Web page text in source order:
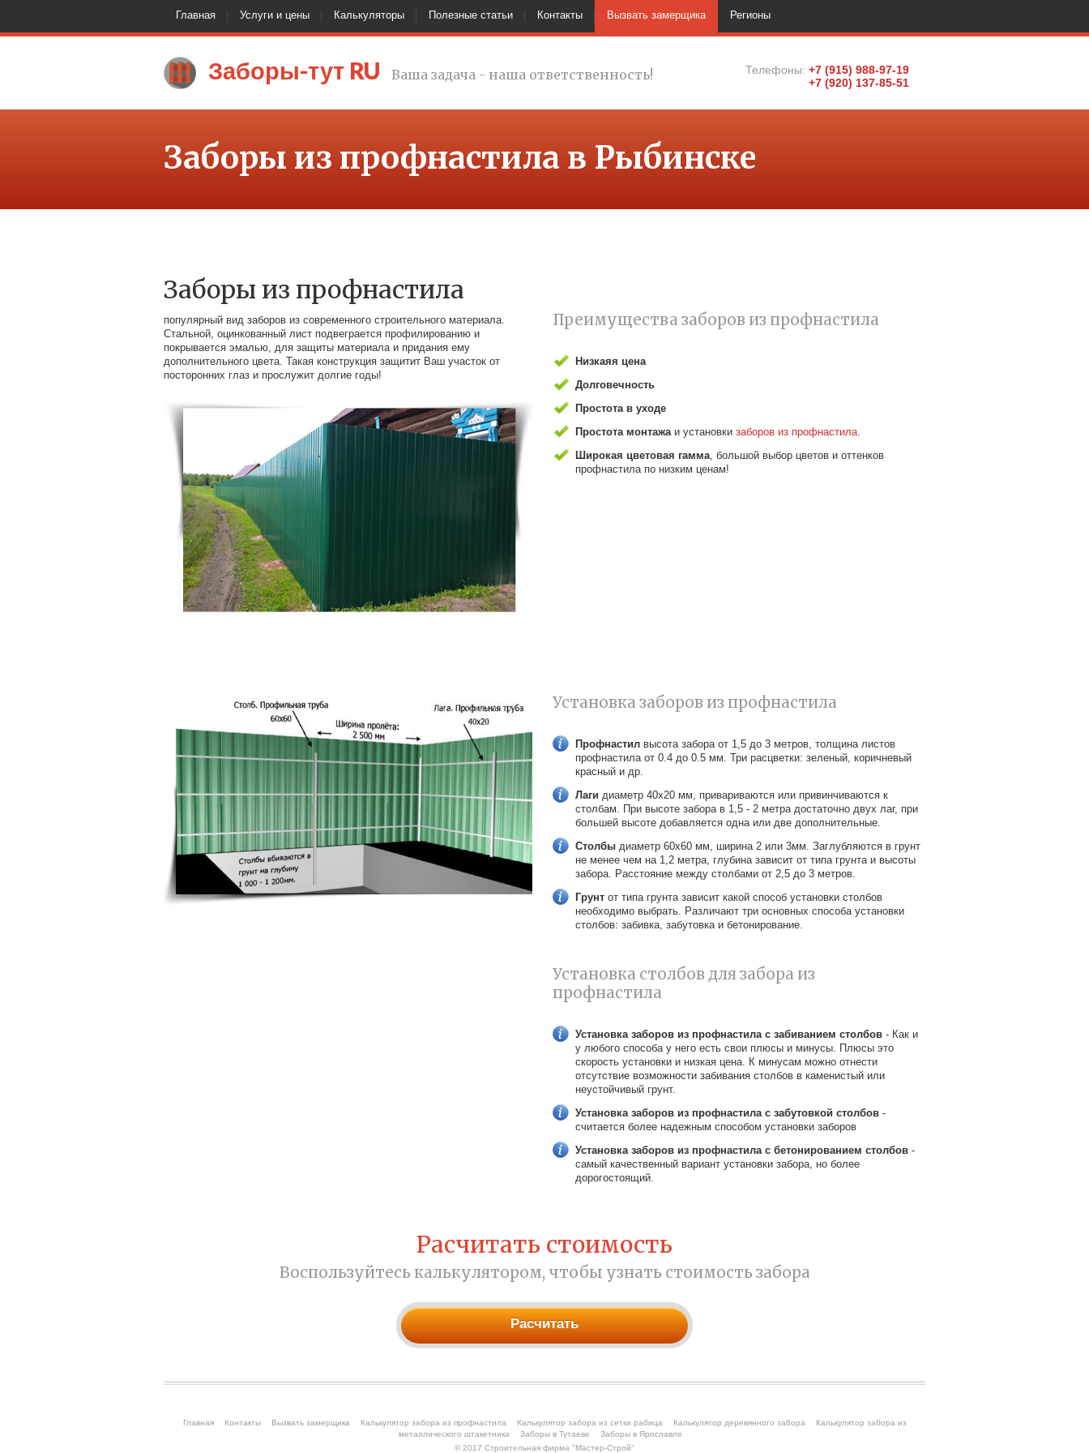
Главная Услуги и цены Калькуляторы Полезные статьи Контакты Вызвать замерщика Регионы
Заборы-тут RU Ваша задача - наша ответственность! Телефоны: +7 (915) 988-97-19
+7 (920) 137-85-51
Заборы из профнастила в Рыбинске
Заборы из профнастила
популярный вид заборов из современного строительного материала.
Стальной, оцинкованный лист подвеграется профилированию и
покрывается эмалью, для защиты материала и придания ему
дополнительного цвета. Такая конструкция защитит Ваш участок от
посторонних глаз и прослужит долгие годы!
Преимущества заборов из профнастила
Низкаяя цена
Долговечность
Простота в уходе
Простота монтажаи установки заборов из профнастила.
Широкая цветовая гамма, большой выбор цветов и оттенков
профнастила по низким ценам!
Установка заборов из профнастила
Профнастил высота забора от 1,5 до 3 метров, толщина листов
профнастила от 0.4 до 0.5 мм. Три расцветки: зеленый, коричневый
красный и др.
Лаги диаметр 40х20 мм, привариваются или привинчиваются к
столбам. При высоте забора в 1,5 - 2 метра достаточно двух лаг, при
большей высоте добавляется одна или две дополнительные.
Столбы диаметр 60х60 мм, ширина 2 или 3мм. Заглубляются в грунт
не менее чем на 1,2 метра, глубина зависит от типа грунта и высоты
забора. Расстояние между столбами от 2,5 до 3 метров.
Грунт от типа грунта зависит какой способ установки столбов
необходимо выбрать. Различают три основных способа установки
столбов: забивка, забутовка и бетонирование.
Установка столбов для забора из
профнастила
Установка заборов из профнастила с забиванием столбов - Как и
у любого способа у него есть свои плюсы и минусы. Плюсы это
скорость установки и низкая цена. К минусам можно отнести
отсутствие возможности забивания столбов в каменистый или
неустойчивый грунт.
Установка заборов из профнастила с забутовкой столбов -
считается более надежным способом установки заборов
Установка заборов из профнастила с бетонированием столбов -
самый качественный вариант установки забора, но более
дорогостоящий.
Расчитать стоимость
Воспользуйтесь калькулятором, чтобы узнать стоимость забора
Расчитать
Главная Контакты Вызвать замерщика Калькулятор забора из профнастила Калькулятор забора из сетки рабица Калькулятор деревянного забора
Калькулятор забора из
металлического штакетника
Заборы в Тутаеве
Заборы в Ярославле
© 2017 Строительная фирма "Мастер-Строй"